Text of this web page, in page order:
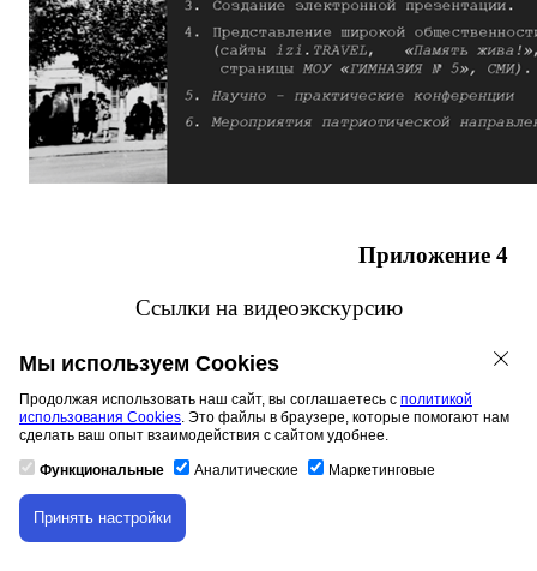
Приложение 4
Ссылки на видеоэкскурсию
https://disk.yandex.ru/i/W8yjwvouM1tNMA
QR – код видеоэкскурсии. Часть 1
Скачивание материала доступно только для
авторизованных пользователей.
Мы используем Cookies
Продолжая использовать наш сайт, вы соглашаетесь с политикой
использования Cookies. Это файлы в браузере, которые помогают нам
сделать ваш опыт взаимодействия с сайтом удобнее.
Функциональные Аналитические Маркетинговые
Принять настройки